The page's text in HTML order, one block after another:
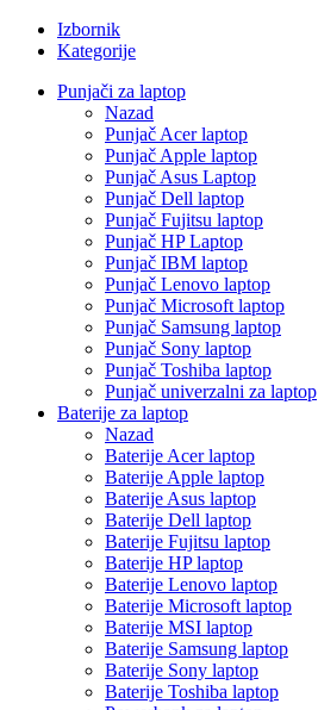
Izbornik
Kategorije
Punjači za laptop
Nazad
Punjač Acer laptop
Punjač Apple laptop
Punjač Asus Laptop
Punjač Dell laptop
Punjač Fujitsu laptop
Punjač HP Laptop
Punjač IBM laptop
Punjač Lenovo laptop
Punjač Microsoft laptop
Punjač Samsung laptop
Punjač Sony laptop
Punjač Toshiba laptop
Punjač univerzalni za laptop
Baterije za laptop
Nazad
Baterije Acer laptop
Baterije Apple laptop
Baterije Asus laptop
Baterije Dell laptop
Baterije Fujitsu laptop
Baterije HP laptop
Baterije Lenovo laptop
Baterije Microsoft laptop
Baterije MSI laptop
Baterije Samsung laptop
Baterije Sony laptop
Baterije Toshiba laptop